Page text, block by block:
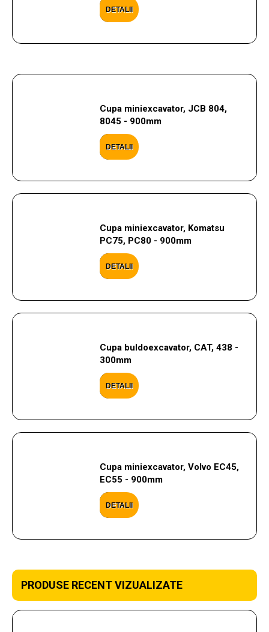
DETALII
Cupa miniexcavator, JCB 804,
8045 - 900mm
DETALII
Cupa miniexcavator, Komatsu
PC75, PC80 - 900mm
DETALII
Cupa buldoexcavator, CAT, 438 -
300mm
DETALII
Cupa miniexcavator, Volvo EC45,
EC55 - 900mm
DETALII
PRODUSE RECENT VIZUALIZATE